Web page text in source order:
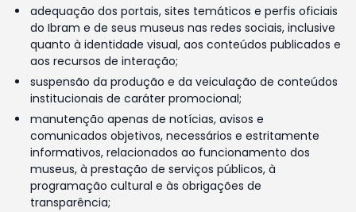
adequação dos portais, sites temáticos e perfis oficiais
do Ibram e de seus museus nas redes sociais, inclusive
quanto à identidade visual, aos conteúdos publicados e
aos recursos de interação;
suspensão da produção e da veiculação de conteúdos
institucionais de caráter promocional;
manutenção apenas de notícias, avisos e
comunicados objetivos, necessários e estritamente
informativos, relacionados ao funcionamento dos
museus, à prestação de serviços públicos, à
programação cultural e às obrigações de
transparência;